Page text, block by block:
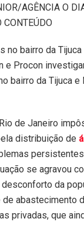
AGÊNCIA O
bairro da Tijuca
de Janeiro
distribuição de
se agravou
da
abastecimento
privadas, que